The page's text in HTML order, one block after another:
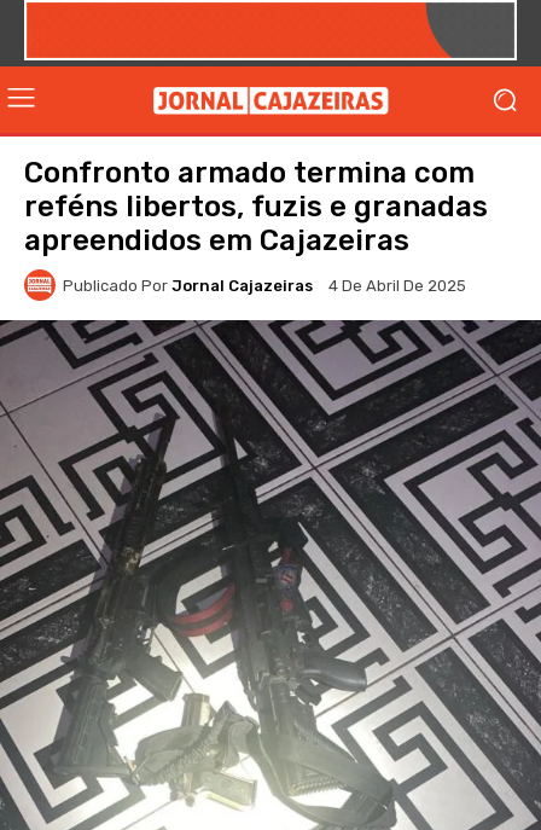
Confronto armado termina com
reféns libertos, fuzis e granadas
apreendidos em Cajazeiras
Publicado Por Jornal Cajazeiras 4 De Abril De 2025